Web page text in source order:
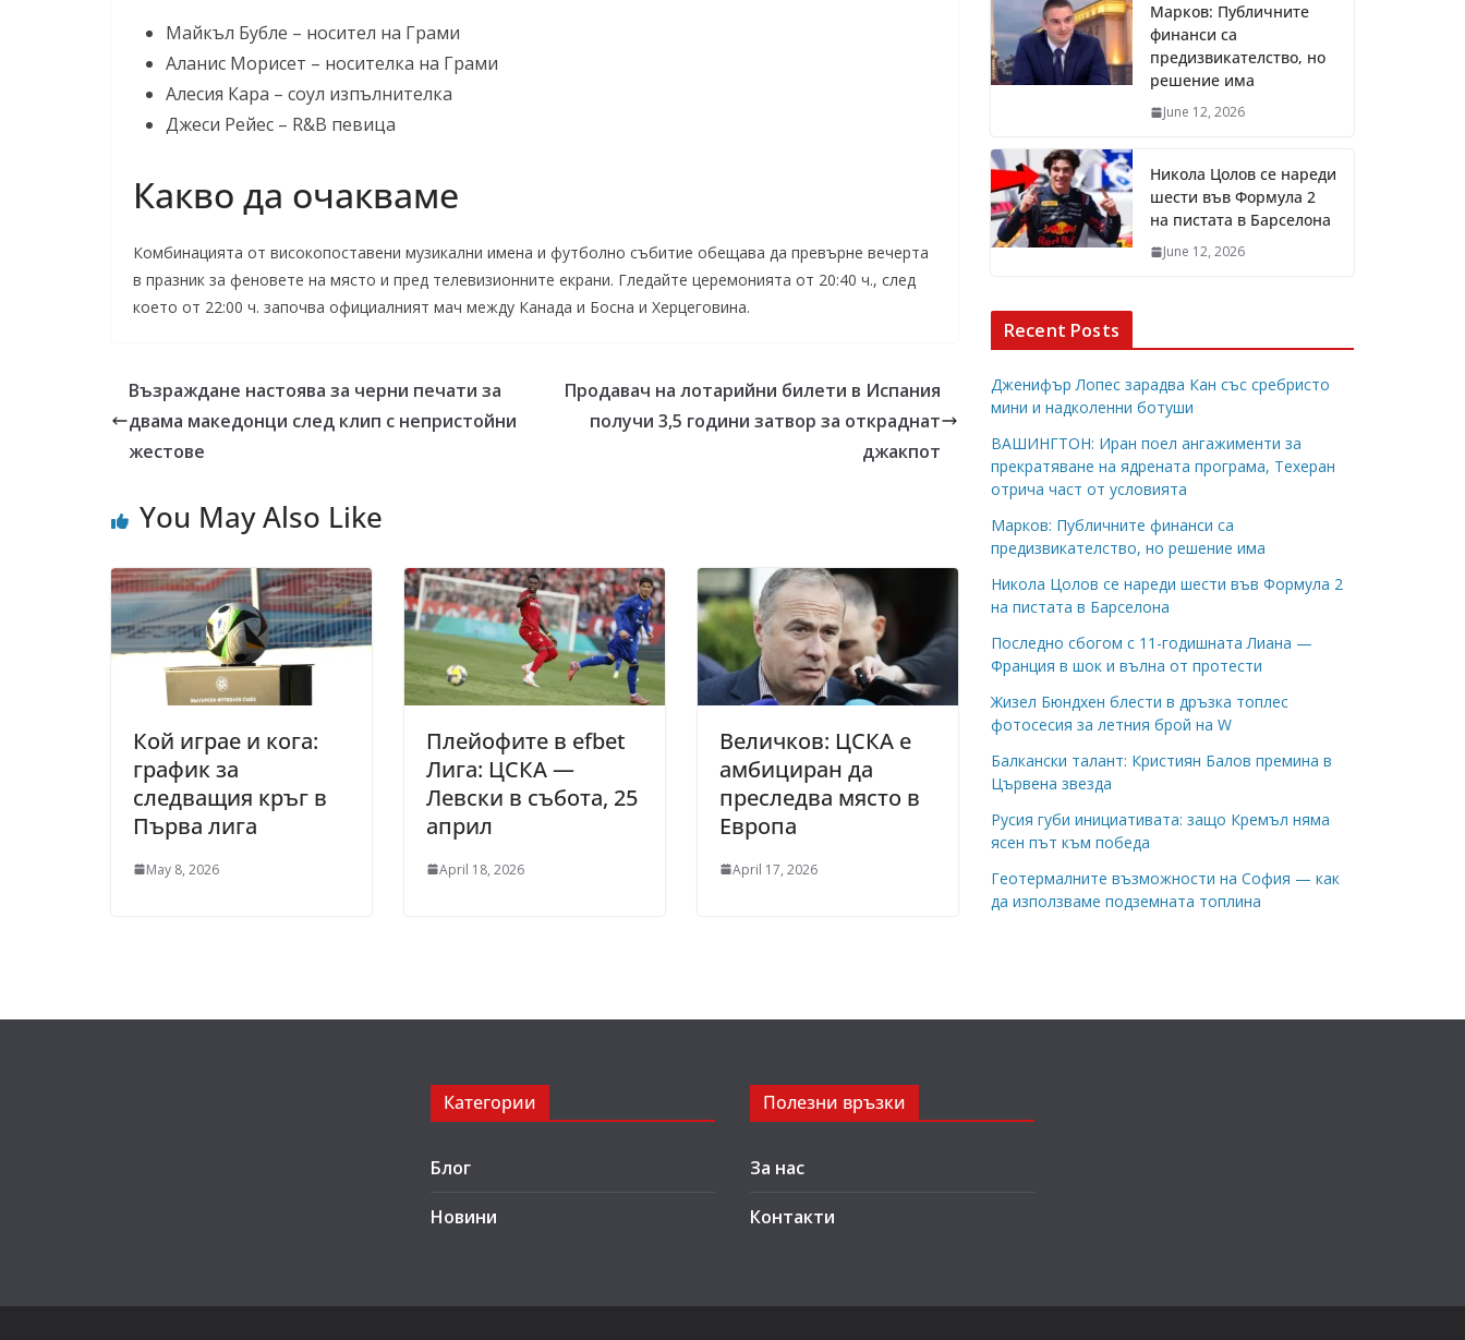
Майкъл Бубле – носител на Грами
Аланис Морисет – носителка на Грами
Алесия Кара – соул изпълнителка
Джеси Рейес – R&B певица
Какво да очакваме
Комбинацията от високопоставени музикални имена и футболно събитие обещава да превърне вечерта
в празник за феновете на място и пред телевизионните екрани. Гледайте церемонията от 20:40 ч., след
което от 22:00 ч. започва официалният мач между Канада и Босна и Херцеговина.
Възраждане настоява за черни печати за
двама македонци след клип с непристойни
жестове
Продавач на лотарийни билети в Испания
получи 3,5 години затвор за откраднат
джакпот
You May Also Like
Кой играе и кога:
график за
следващия кръг в
Първа лига
May 8, 2026
Плейофите в efbet
Лига: ЦСКА —
Левски в събота, 25
април
April 18, 2026
Величков: ЦСКА е
амбициран да
преследва място в
Европа
April 17, 2026
Марков: Публичните
финанси са
предизвикателство, но
решение има
June 12, 2026
Никола Цолов се нареди
шести във Формула 2
на пистата в Барселона
June 12, 2026
Recent Posts
Дженифър Лопес зарадва Кан със сребристо
мини и надколенни ботуши
ВАШИНГТОН: Иран поел ангажименти за
прекратяване на ядрената програма, Техеран
отрича част от условията
Марков: Публичните финанси са
предизвикателство, но решение има
Никола Цолов се нареди шести във Формула 2
на пистата в Барселона
Последно сбогом с 11-годишната Лиана —
Франция в шок и вълна от протести
Жизел Бюндхен блести в дръзка топлес
фотосесия за летния брой на W
Балкански талант: Кристиян Балов премина в
Цървена звезда
Русия губи инициативата: защо Кремъл няма
ясен път към победа
Геотермалните възможности на София — как
да използваме подземната топлина
Категории
Блог
Новини
Полезни връзки
За нас
Контакти